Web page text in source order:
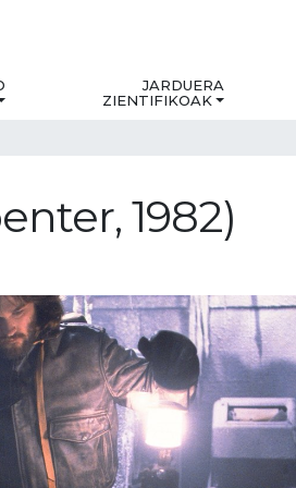
JARDUERA
ZIENTIFIKOAK
1982)